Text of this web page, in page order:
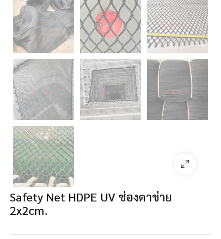
Safety Net HDPE UV ช่องตาข่าย
2x2cm.